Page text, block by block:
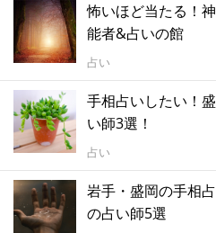
怖いほど当たる！
能者&占いの館
占い
手相占いしたい！
い師3選！
占い
岩手・盛岡の手相
の占い師5選